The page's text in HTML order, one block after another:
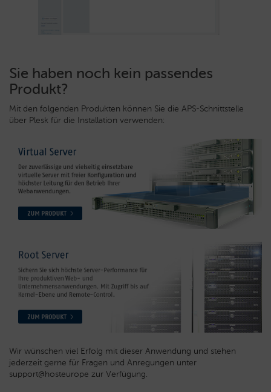
Sie haben noch kein passendes
Produkt?
Mit den folgenden Produkten können Sie die APS-Schnittstelle
über Plesk für die Installation verwenden:
Wir wünschen viel Erfolg mit dieser Anwendung und stehen
jederzeit gerne für Fragen und Anregungen unter
support@hosteurope zur Verfügung.